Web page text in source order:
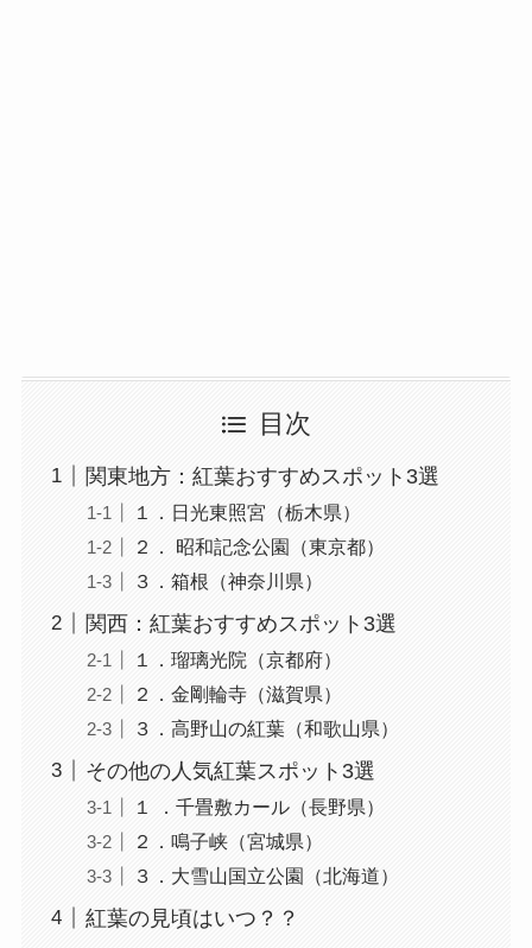
目次
関東地方：紅葉おすすめスポット3選
１．日光東照宮（栃木県）
２． 昭和記念公園（東京都）
３．箱根（神奈川県）
関西：紅葉おすすめスポット3選
１．瑠璃光院（京都府）
２．金剛輪寺（滋賀県）
３．高野山の紅葉（和歌山県）
その他の人気紅葉スポット3選
１ ．千畳敷カール（長野県）
２．鳴子峡（宮城県）
３．大雪山国立公園（北海道）
紅葉の見頃はいつ？？